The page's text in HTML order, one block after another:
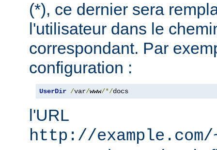
(*), ce dernier sera
l'utilisateur dans le
correspondant. Par
configuration :
UserDir /var/www/*/docs
l'URL
http://